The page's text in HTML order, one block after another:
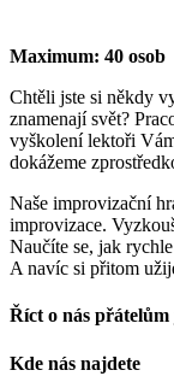
Maximum: 40 osob
Chtěli jste si někdy
znamenají svět?
vyškolení lektoři
dokážeme
Naše improvizační
improvizace.
Naučíte se, jak
A navíc si přitom
Říct o nás
Facebook
E-
Kde nás najdete